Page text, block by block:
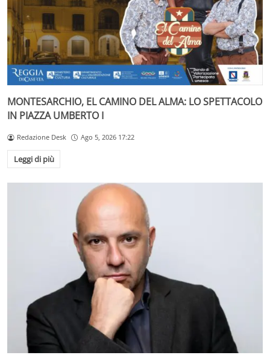
MONTESARCHIO, EL CAMINO DEL ALMA: LO SPETTACOLO
IN PIAZZA UMBERTO I
Redazione Desk Ago 5, 2026 17:22
Leggi di più